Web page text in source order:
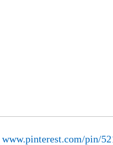
www.pinterest.com/pin/